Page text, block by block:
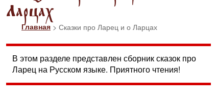
Ларцах
Главная > Сказки про Ларец и о Ларцах
В этом разделе представлен сборник сказок про
Ларец на Русском языке. Приятного чтения!